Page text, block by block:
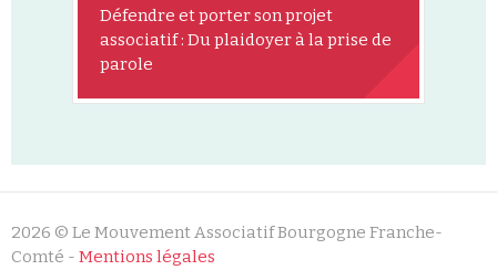
Défendre et porter son projet
associatif : Du plaidoyer à la prise de
parole
2026 © Le Mouvement Associatif Bourgogne Franche-
Comté - Mentions légales